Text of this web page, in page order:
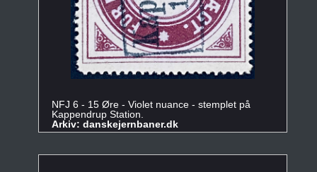
NFJ 6 - 15 Øre - Violet nuance - stemplet på
Kappendrup Station.
Arkiv: danskejernbaner.dk